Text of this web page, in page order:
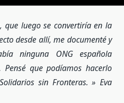
que luego se convertiría en la
desde allí, me documenté y
ninguna ONG española
Pensé que podíamos hacerlo
sin Fronteras. » Eva